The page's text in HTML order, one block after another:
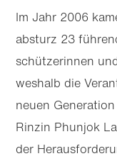
Im Jahr 2006
absturz 23
schützerinnen
weshalb die
neuen
Rinzin Phunjok
der